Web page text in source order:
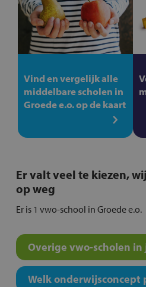
Vind en vergelijk alle
middelbare scholen in
Groede e.o. op de kaart
Er valt veel te kiezen,
op weg
Er is 1 vwo-school in Groede e.o.
Overige vwo-scholen
Welk onderwijsconcept